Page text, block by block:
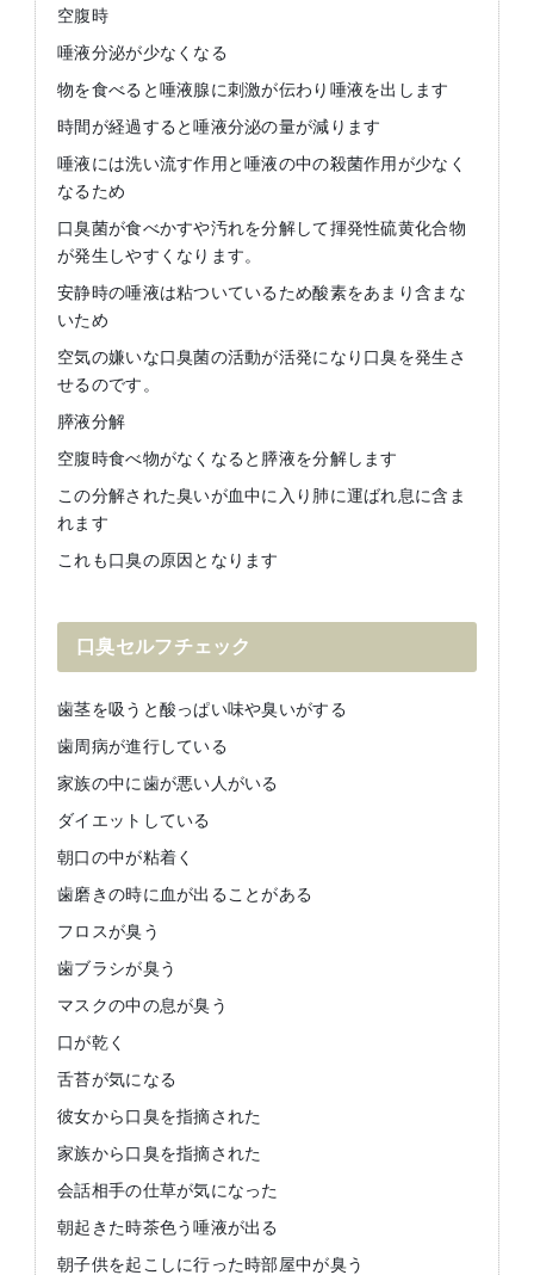
空腹時
唾液分泌が少なくなる
物を食べると唾液腺に刺激が伝わり唾液を出します
時間が経過すると唾液分泌の量が減ります
唾液には洗い流す作用と唾液の中の殺菌作用が少なく
なるため
口臭菌が食べかすや汚れを分解して揮発性硫黄化合物
が発生しやすくなります。
安静時の唾液は粘ついているため酸素をあまり含まな
いため
空気の嫌いな口臭菌の活動が活発になり口臭を発生さ
せるのです。
膵液分解
空腹時食べ物がなくなると膵液を分解します
この分解された臭いが血中に入り肺に運ばれ息に含ま
れます
これも口臭の原因となります
口臭セルフチェック
歯茎を吸うと酸っぱい味や臭いがする
歯周病が進行している
家族の中に歯が悪い人がいる
ダイエットしている
朝口の中が粘着く
歯磨きの時に血が出ることがある
フロスが臭う
歯ブラシが臭う
マスクの中の息が臭う
口が乾く
舌苔が気になる
彼女から口臭を指摘された
家族から口臭を指摘された
会話相手の仕草が気になった
朝起きた時茶色う唾液が出る
朝子供を起こしに行った時部屋中が臭う